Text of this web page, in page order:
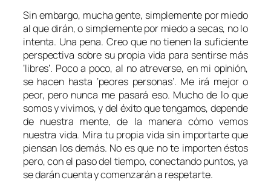
Sin embargo, mucha gente, simplemente por miedo
al que dirán, o simplemente por miedo a secas, no lo
intenta. Una pena. Creo que no tienen la suficiente
perspectiva sobre su propia vida para sentirse más
‘libres’. Poco a poco, al no atreverse, en mi opinión,
se hacen hasta ‘peores personas’. Me irá mejor o
peor, pero nunca me pasará eso. Mucho de lo que
somos y vivimos, y del éxito que tengamos, depende
de nuestra mente, de la manera cómo vemos
nuestra vida. Mira tu propia vida sin importarte que
piensan los demás. No es que no te importen éstos
pero, con el paso del tiempo, conectando puntos, ya
se darán cuenta y comenzarán a respetarte.